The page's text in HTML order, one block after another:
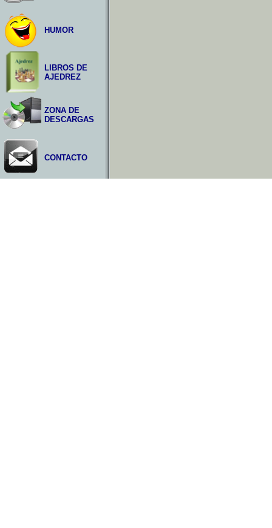
HUMOR
LIBROS DE
AJEDREZ
ZONA DE
DESCARGAS
CONTACTO